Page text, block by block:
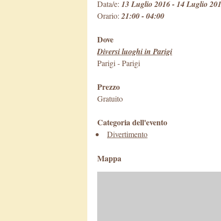
Data/e: 13 Luglio 2016 - 14 Luglio
Orario: 21:00 - 04:00
Dove
Diversi luoghi in Parigi
Parigi -Parigi
Prezzo
Gratuito
Categoria dell'evento
Divertimento
Mappa